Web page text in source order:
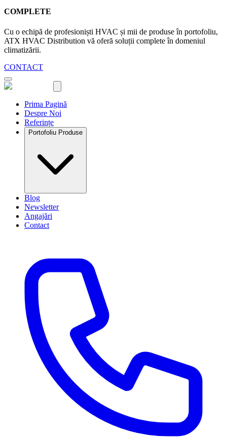
COMPLETE
Cu o echipă de profesioniști HVAC și mii de produse în portofoliu,
ATX HVAC Distribution vă oferă soluții complete în domeniul
climatizării.
CONTACT
Prima Pagină
Despre Noi
Referințe
Portofoliu Produse
Blog
Newsletter
Angajări
Contact